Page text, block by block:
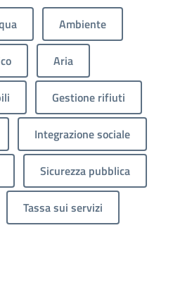
Ambiente
Aria
Gestione rifiuti
Integrazione sociale
Sicurezza pubblica
Tassa sui servizi